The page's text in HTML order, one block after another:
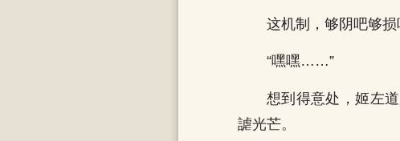
这机制，够阴吧够
“嘿嘿……”
想到得意处，姬左
謔光芒。